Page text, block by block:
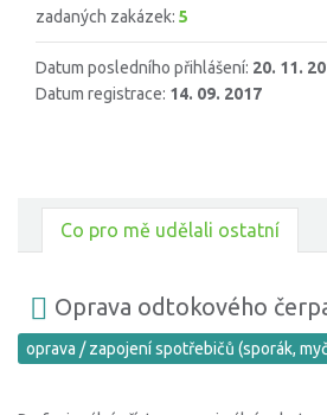
zadaných zakázek: 5
Datum posledního přihlášení: 20. 11.
Datum registrace: 14. 09. 2017
Co pro mě udělali ostatní
Oprava odtokového
oprava / zapojení spotřebičů (sporák,